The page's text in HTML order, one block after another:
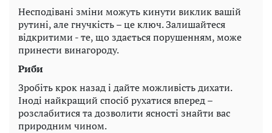
Несподівані зміни можуть кинути виклик вашій
рутині, але гнучкість – це ключ. Залишайтеся
відкритими - те, що здається порушенням, може
принести винагороду.
Риби
Зробіть крок назад і дайте можливість дихати.
Іноді найкращий спосіб рухатися вперед –
розслабитися та дозволити ясності знайти вас
природним чином.